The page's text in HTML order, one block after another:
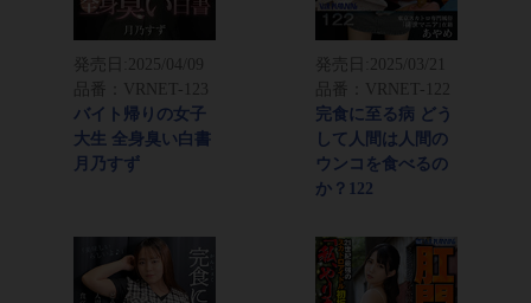
発売日:
2025/04/09
品番：VRNET-123
バイト帰りの女子
大生 全身臭い白書
月乃すず
発売日:
2025/03/21
品番：VRNET-122
完食に至る病 どう
して人間は人間の
ウンコを食べるの
か？122